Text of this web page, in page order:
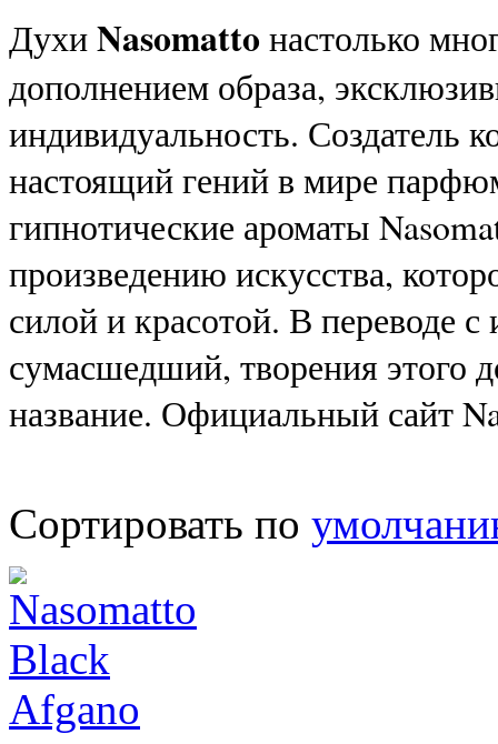
ДухиNasomatto настолько
дополнением образа,
индивидуальность. Создатель
настоящий гений в мире
гипнотические ароматы
произведению искусства,
силой и красотой. В переводе
сумасшедший, творения этого
название. Официальный сайт
Сортировать по